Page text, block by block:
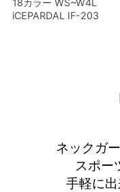
18カラー WS~W4L
iCEPARDAL IF-203
ネックガ
スポー
手軽に